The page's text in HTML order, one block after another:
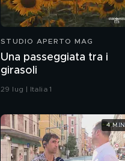
STUDIO APERTO MAG
Una passeggiata tra i
girasoli
29 lug | Italia 1
4 MIN